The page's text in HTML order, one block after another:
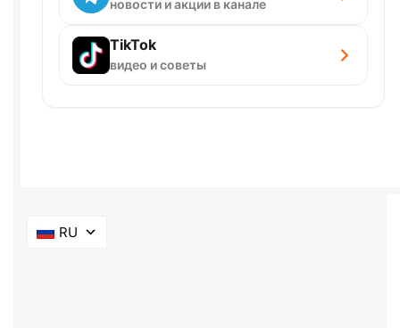
новости и акции в канале
TikTok
видео и советы
RU